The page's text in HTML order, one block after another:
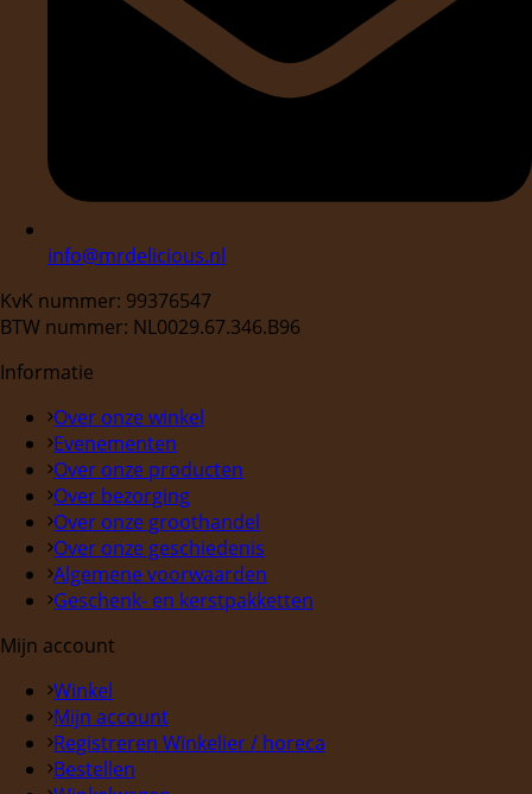
info@mrdelicious.nl
KvK nummer: 99376547
BTW nummer: NL0029.67.346.B96
Informatie
Over onze winkel
Evenementen
Over onze producten
Over bezorging
Over onze groothandel
Over onze geschiedenis
Algemene voorwaarden
Geschenk- en kerstpakketten
Mijn account
Winkel
Mijn account
Registreren Winkelier / horeca
Bestellen